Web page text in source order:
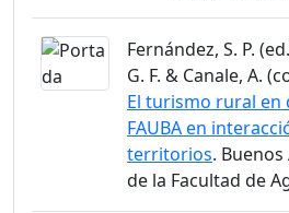
Fernández, S. P.
G. F. & Canale, A.
El turismo rural en
FAUBA en
territorios.
de la Facultad de